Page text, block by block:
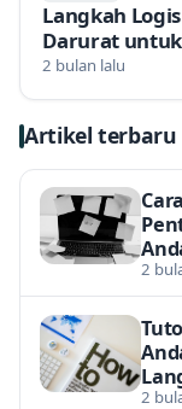
Langkah
Darurat
2 bulan lalu
Artikel terbaru
2
2